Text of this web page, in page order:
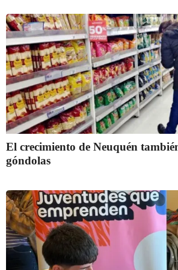
El crecimiento de Neuquén
góndolas